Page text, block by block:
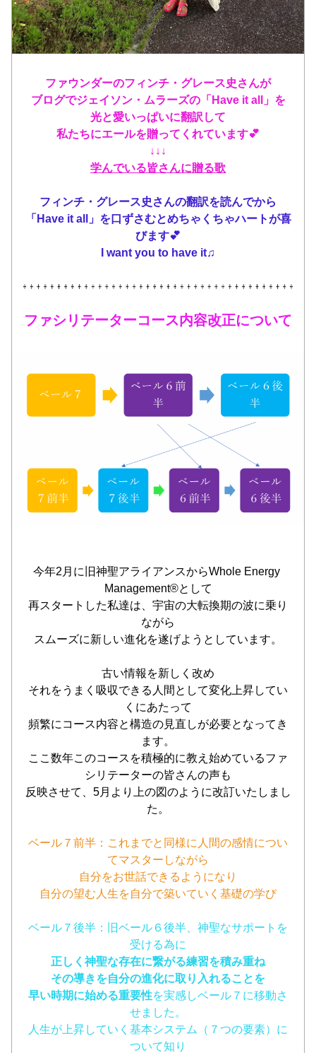
ファウンダーのフィンチ・グレース史さんが
ブログでジェイソン・ムラーズの「Have it all」を
光と愛いっぱいに翻訳して
私たちにエールを贈ってくれています💕
↓↓↓
学んでいる皆さんに贈る歌
フィンチ・グレース史さんの翻訳を読んでから
「Have it all」を口ずさむとめちゃくちゃハートが喜
びます💕
I want you to have it♫
ファシリテーターコース内容改正について
今年2月に旧神聖アライアンスからWhole Energy
Management®️として
再スタートした私達は、宇宙の大転換期の波に乗り
ながら
スムーズに新しい進化を遂げようとしています。
古い情報を新しく改め
それをうまく吸収できる人間として変化上昇してい
くにあたって
頻繁にコース内容と構造の見直しが必要となってき
ます。
ここ数年このコースを積極的に教え始めているファ
シリテーターの皆さんの声も
反映させて、5月より上の図のように改訂いたしまし
た。
ベール７前半：これまでと同様に人間の感情につい
てマスターしながら
自分をお世話できるようになり
自分の望む人生を自分で築いていく基礎の学び
ベール７後半：旧ベール６後半、神聖なサポートを
受ける為に
正しく神聖な存在に繋がる練習を積み重ね
その導きを自分の進化に取り入れることを
早い時期に始める重要性を実感しベール７に移動さ
せました。
人生が上昇していく基本システム（７つの要素）に
ついて知り